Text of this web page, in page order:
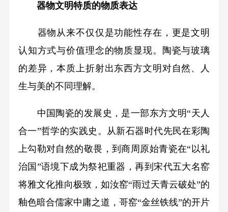
器物文明特质的物质表达
器物从来不仅仅是功能性存在，更是文明
认知方式与价值理念的物质显现。陶瓷与玻璃
的差异，本质上折射出东西方文明对自然、人
生与美的不同理解。
中国陶瓷的发展史，是一部东方文明“天人
合一”哲学的实践史。从新石器时代先民在彩陶
上勾勒对自然的敬畏，到商周原始青瓷在“以礼
治国”语境下成为祭祀重器，再到宋代五大名窑
将雅文化推向极致，如汝窑“雨过天青云破处”的
釉色暗合儒家中庸之道，哥窑“金丝铁线”的开片